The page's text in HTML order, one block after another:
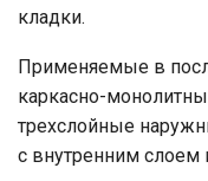
кладки.
Применяемые в
каркасно-
трехслойные
с внутренним слоем